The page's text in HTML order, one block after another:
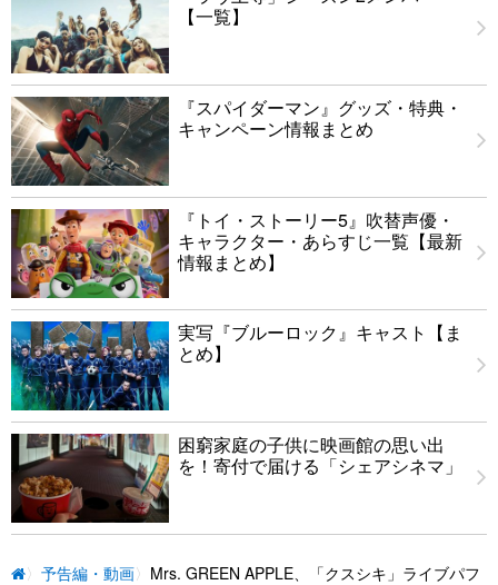
【一覧】
『スパイダーマン』グッズ・特典・
キャンペーン情報まとめ
『トイ・ストーリー5』吹替声優・
キャラクター・あらすじ一覧【最新
情報まとめ】
実写『ブルーロック』キャスト【ま
とめ】
困窮家庭の子供に映画館の思い出
を！寄付で届ける「シェアシネマ」
予告編・動画 Mrs. GREEN APPLE、「クスシキ」ライブパフ